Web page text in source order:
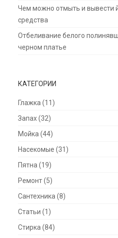
Чем можно отмыть и вывести
средства
Отбеливание белого
черном платье
КАТЕГОРИИ
Глажка (11)
Запах(32)
Мойка (44)
Насекомые (31)
Пятна (19)
Ремонт(5)
Сантехника (8)
Статьи (1)
Стирка (84)